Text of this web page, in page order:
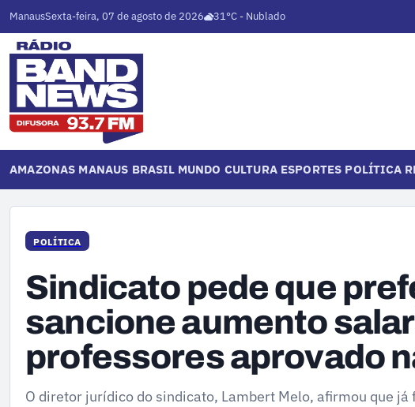
ManausSexta-feira, 07 de agosto de 2026 31°C - Nublado
AMAZONAS MANAUS BRASIL MUNDO CULTURA ESPORTES POLÍTICA
POLÍTICA
Sindicato pede que
sancione aumento
professores aprovado
O diretor jurídico do sindicato, Lambert Melo, afirmou que